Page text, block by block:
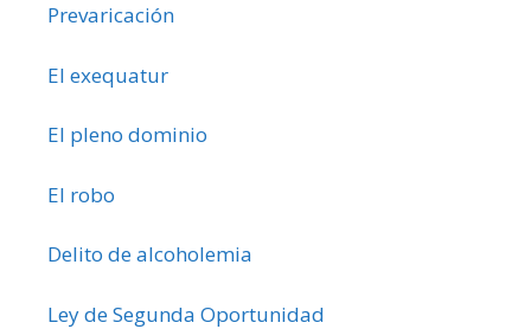
Prevaricación
El exequatur
El pleno dominio
El robo
Delito de alcoholemia
Ley de Segunda Oportunidad